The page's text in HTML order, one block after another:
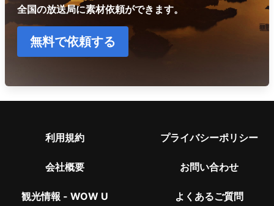
全国の放送局に素材依頼ができます。
無料で依頼する
利用規約 プライバシーポリシー
会社概要 お問い合わせ
観光情報 - WOW U よくあるご質問